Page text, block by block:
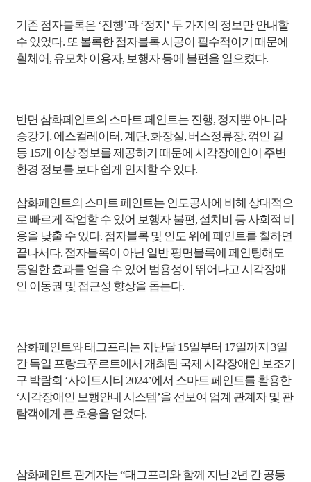
기존 점자블록은 ‘진행’과 ‘정지’ 두 가지의 정보만 안내할
수 있었다. 또 볼록한 점자블록 시공이 필수적이기 때문에
휠체어, 유모차 이용자, 보행자 등에 불편을 일으켰다.
반면 삼화페인트의 스마트 페인트는 진행, 정지뿐 아니라
승강기, 에스컬레이터, 계단, 화장실, 버스정류장, 꺾인 길
등 15개 이상 정보를 제공하기 때문에 시각장애인이 주변
환경 정보를 보다 쉽게 인지할 수 있다.
삼화페인트의 스마트 페인트는 인도공사에 비해 상대적으
로 빠르게 작업할 수 있어 보행자 불편, 설치비 등 사회적 비
용을 낮출 수 있다. 점자블록 및 인도 위에 페인트를 칠하면
끝나서다. 점자블록이 아닌 일반 평면블록에 페인팅해도
동일한 효과를 얻을 수 있어 범용성이 뛰어나고 시각장애
인 이동권 및 접근성 향상을 돕는다.
삼화페인트와 태그프리는 지난달15일부터 17일까지 3일
간 독일 프랑크푸르트에서 개최된 국제 시각장애인 보조기
구 박람회 ‘사이트시티 2024’에서 스마트 페인트를 활용한
‘시각장애인 보행안내 시스템’을 선보여 업계 관계자 및 관
람객에게 큰 호응을 얻었다.
삼화페인트 관계자는 “태그프리와 함께 지난2년 간 공동